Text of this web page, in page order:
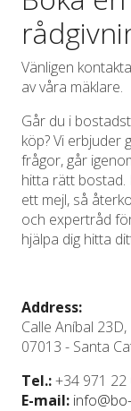
Vänligen
av våra mäklare.
Går du i
köp? Vi erbjuder
frågor, går
hitta rätt bostad.
ett mejl, så
och expertråd
hjälpa dig hitta
Address:
Calle Aníbal
07013 - Santa
Tel.:+34 971 22
E-mail: